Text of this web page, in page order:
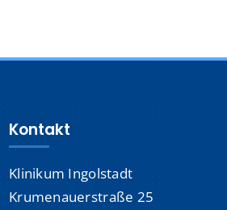
Kontakt
Klinikum Ingolstadt
Krumenauerstraße 25